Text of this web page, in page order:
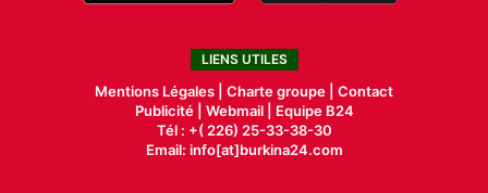
LIENS UTILES
Mentions Légales | Charte groupe | Contact
Publicité| Webmail |
Equipe B24
Tél : +( 226) 25-33-38-30
Email: info[at]burkina24.com